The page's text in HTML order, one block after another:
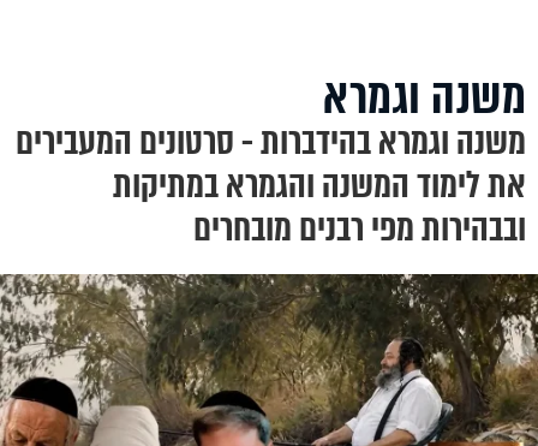
משנה וגמרא
משנה וגמרא בהידברות - סרטונים המעבירים
את לימוד המשנה והגמרא במתיקות
ובבהירות מפי רבנים מובחרים